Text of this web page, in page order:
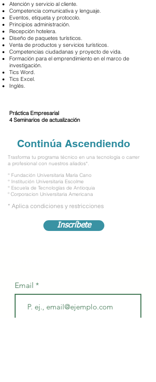
Atención y servicio al cliente.
Competencia comunicativa y lenguaje.
Eventos, etiqueta y protocolo.
Principios administración.
Recepción hotelera.
Diseño de paquetes turísticos.
Venta de productos y servicios turísticos.
Competencias ciudadanas y proyecto de vida.
Formación para el emprendimiento en el marco de
investigación.
Tics Word.
Tics Excel.
Inglés.
Práctica Empresarial
4 Seminarios de actualización
Continúa Ascendiendo
Trasforma tu programa técnico en una tecnología o carrer
a profesional con nuestros aliados*.
° Fundación Universitaria María Cano
° Institución Universitaria Escolme
° Escuela de Tecnologías de Antioquia
º Corporacion Universitaria Americana
* Aplica condiciones y restricciones
Inscríbete
Email